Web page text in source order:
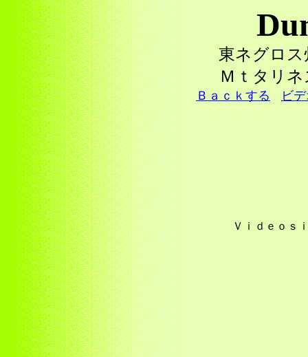
東ネグロ
Ｍｔタリ
Ｂａｃｋする ビ
Ｖｉｄｅｏｓ